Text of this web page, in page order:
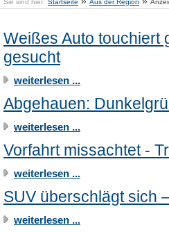
Sie sind hier: Startseite Aus der Region
Weißes Auto touchiert
gesucht
weiterlesen ...
Abgehauen:
weiterlesen ...
Vorfahrt missachtet -
weiterlesen ...
SUV überschlägt sich
weiterlesen ...